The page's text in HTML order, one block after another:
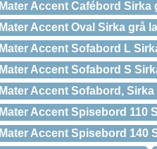
Mater Accent Cafébord Sirka
Mater Accent Oval Sirka grå
Mater Accent Sofabord L
Mater Accent Sofabord S
Mater Accent Sofabord,
Mater Accent Spisebord 110
Mater Accent Spisebord 140